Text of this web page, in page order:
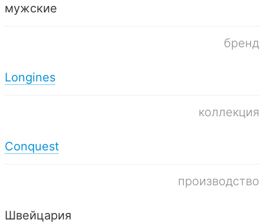
мужские
бренд
Longines
коллекция
Conquest
производство
Швейцария